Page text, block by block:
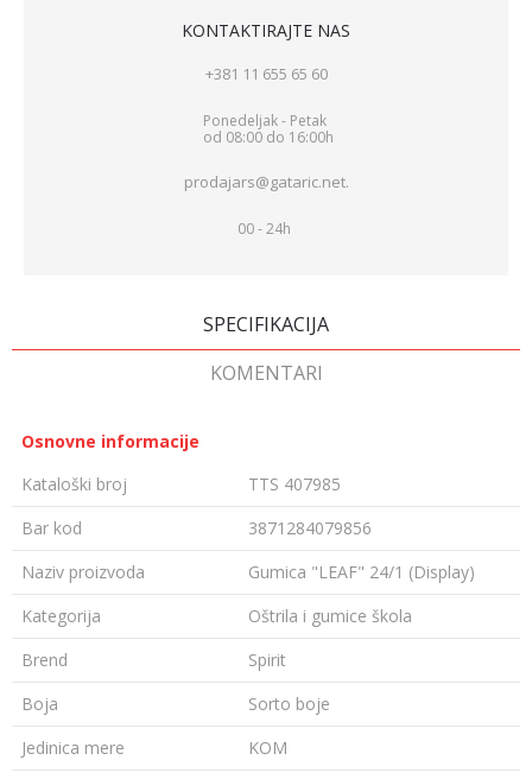
KONTAKTIRAJTE NAS
+381 11 655 65 60
Ponedeljak - Petak
od 08:00 do 16:00h
prodajars@gataric.net.
00 - 24h
SPECIFIKACIJA
KOMENTARI
Osnovne informacije
Kataloški broj
TTS 407985
Bar kod
3871284079856
Naziv proizvoda
Gumica "LEAF" 24/1 (Display)
Kategorija
Oštrila i gumice škola
Brend
Spirit
Boja
Sorto boje
Jedinica mere
KOM